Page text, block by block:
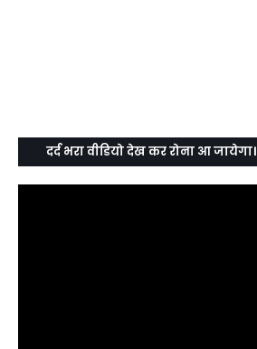
दर्द भरा वीडियो देख कर रोना आ जायेगा।